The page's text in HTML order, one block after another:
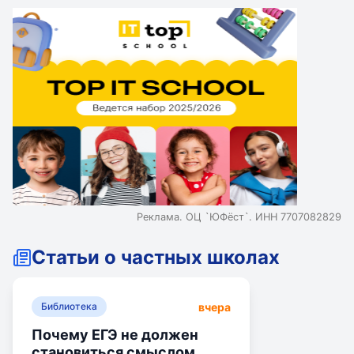
Реклама. ОЦ `ЮФёст`. ИНН 7707082829
Статьи о частных школах
Библиотека вчера
Почему ЕГЭ не должен